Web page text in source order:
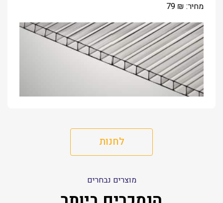
מחיר: 79 ₪
לחנות
מוצרים נבחרים